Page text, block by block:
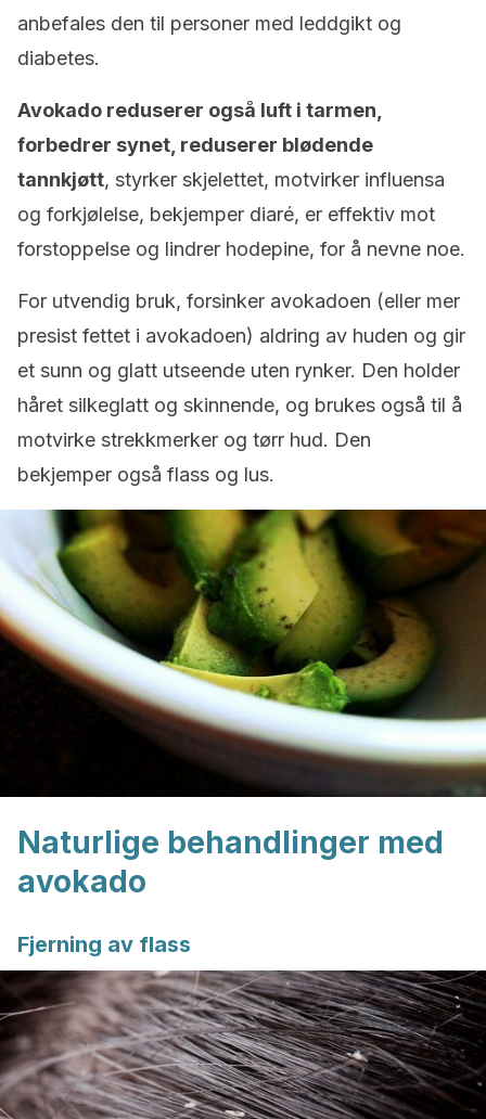
anbefales den til personer med leddgikt og
diabetes.
Avokado reduserer også luft i tarmen,
forbedrer synet, reduserer blødende
tannkjøtt, styrker skjelettet, motvirker influensa
og forkjølelse, bekjemper diaré, er effektiv mot
forstoppelse og lindrer hodepine, for å nevne noe.
For utvendig bruk, forsinker avokadoen (eller mer
presist fettet i avokadoen) aldring av huden og gir
et sunn og glatt utseende uten rynker. Den holder
håret silkeglatt og skinnende, og brukes også til å
motvirke strekkmerker og tørr hud. Den
bekjemper også flass og lus.
Naturlige behandlinger med
avokado
Fjerning av flass